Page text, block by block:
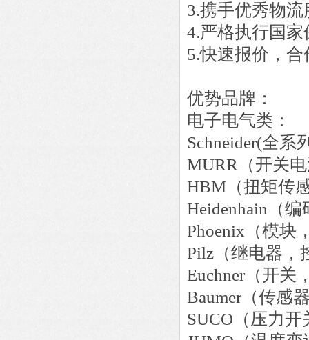
3.携手优秀物
4.严格执行国
5.快速报价，
优势品牌：
电子电气类：
Schneider(全系
MURR（开关
HBM（扭矩传
Heidenhain（
Phoenix（模块
Pilz（继电器，
Euchner（开关
Baumer（传感
SUCO（压力